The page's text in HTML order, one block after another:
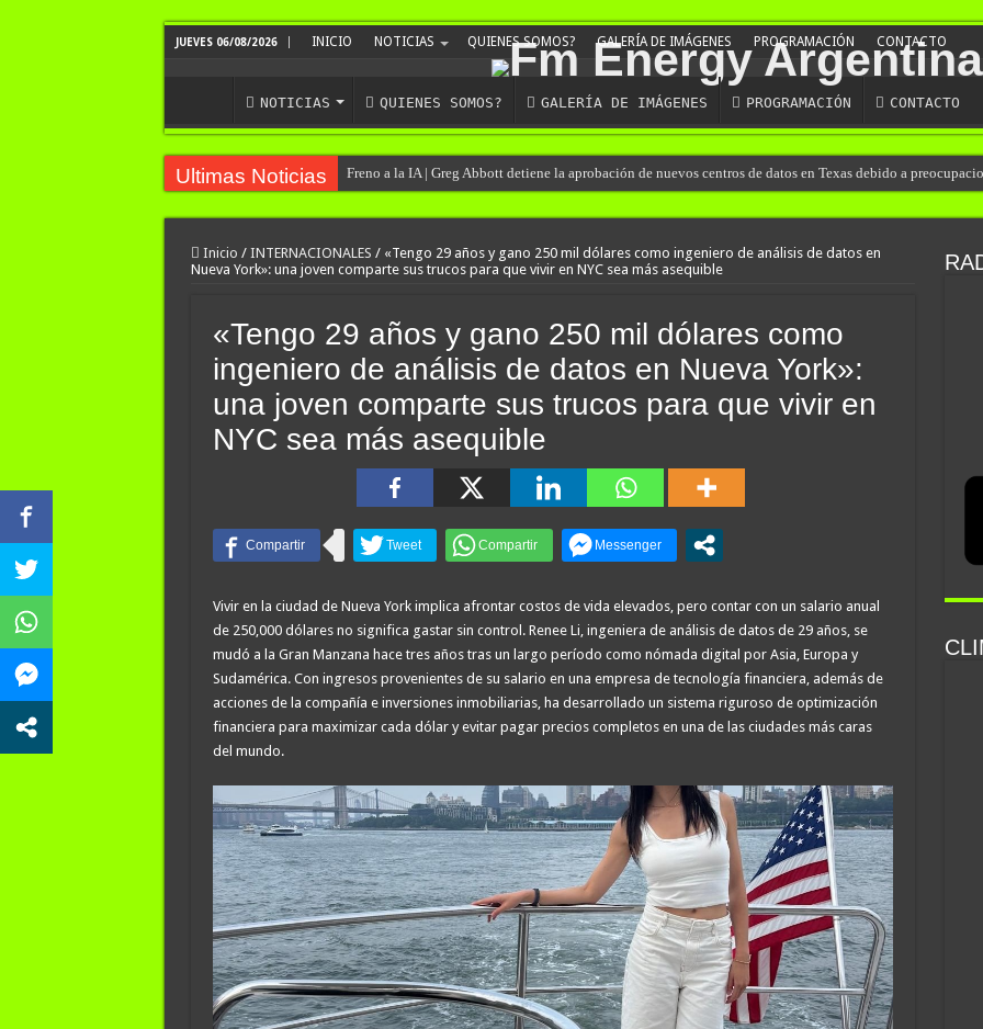
JUEVES 06/08/2026 INICIO NOTICIAS QUIENES SOMOS? GALERÍA DE IMÁGENES PROGRAMACIÓN CONTACTO
NOTICIAS QUIENES SOMOS? GALERÍA DE IMÁGENES PROGRAMACIÓN CONTACTO
Ultimas Noticias Freno a la IA | Greg Abbott detiene la aprobación de nuevos centros de datos en Texas debido a
Examen toxicológico confirma consumo de cocaína de Candela Arizaga
A un año del caso del preceptor que mató a su hijo, marchan al Congreso contra la violencia vicaria
Investigan la misteriosa muerte de una mujer en Villa Elisa: la encontraron con la cabeza dentro de un pozo
Caso Agostina: la querella pidió la detención de la madre y la hermana de Barrelier, principal acusado por el
Un juez autorizó a una integrante de «Los Monos» a salir de la prisión domiciliaria para a ir al shopping
Detuvieron a un exgendarme devenido en sicario por el crimen de un comerciante chino
Facundo Moyano detenido: el video que muestra cuando la joven de 23 años deambula semidesnuda por
Inicio / INTERNACIONALES / «Tengo 29 años y gano 250 mil dólares como ingeniero de análisis de datos en
Nueva York»: una joven comparte sus trucos para que vivir en NYC sea más asequible
«Tengo 29 años y gano 250 mil dólares como
ingeniero de análisis de datos en Nueva York»:
una joven comparte sus trucos para que vivir en
NYC sea más asequible
Vivir en la ciudad de Nueva York implica afrontar costos de vida elevados, pero contar con un salario anual
de 250,000 dólares no significa gastar sin control. Renee Li, ingeniera de análisis de datos de 29 años, se
mudó a la Gran Manzana hace tres años tras un largo período como nómada digital por Asia, Europa y
Sudamérica. Con ingresos provenientes de su salario en una empresa de tecnología financiera, además de
acciones de la compañía e inversiones inmobiliarias, ha desarrollado un sistema riguroso de optimización
financiera para maximizar cada dólar y evitar pagar precios completos en una de las ciudades más caras
del mundo.